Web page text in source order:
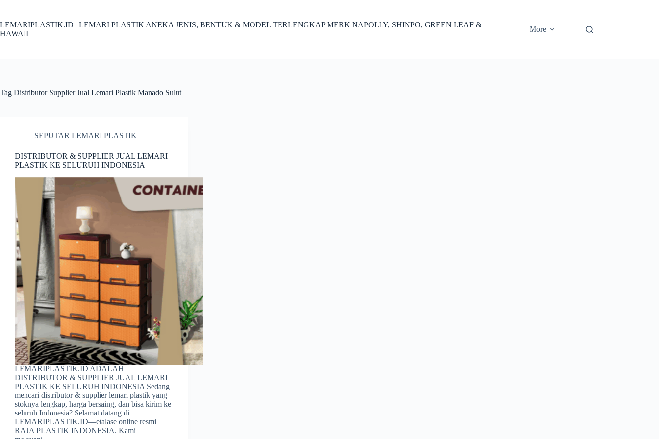
content
LEMARIPLASTIK.ID | LEMARI PLASTIK ANEKA JENIS, BENTUK & MODEL TERLENGKAP MERK NAPOLLY, SHINPO, GREEN LEAF &
HAWAII
More
Tag Distributor Supplier Jual Lemari Plastik Manado Sulut
SEPUTAR LEMARI PLASTIK
DISTRIBUTOR & SUPPLIER JUAL LEMARI
PLASTIK KE SELURUH INDONESIA
LEMARIPLASTIK.ID ADALAH
DISTRIBUTOR & SUPPLIER JUAL LEMARI
PLASTIK KE SELURUH INDONESIA Sedang
mencari distributor & supplier lemari plastik yang
stoknya lengkap, harga bersaing, dan bisa kirim ke
seluruh Indonesia? Selamat datang di
LEMARIPLASTIK.ID—etalase online resmi
RAJA PLASTIK INDONESIA. Kami